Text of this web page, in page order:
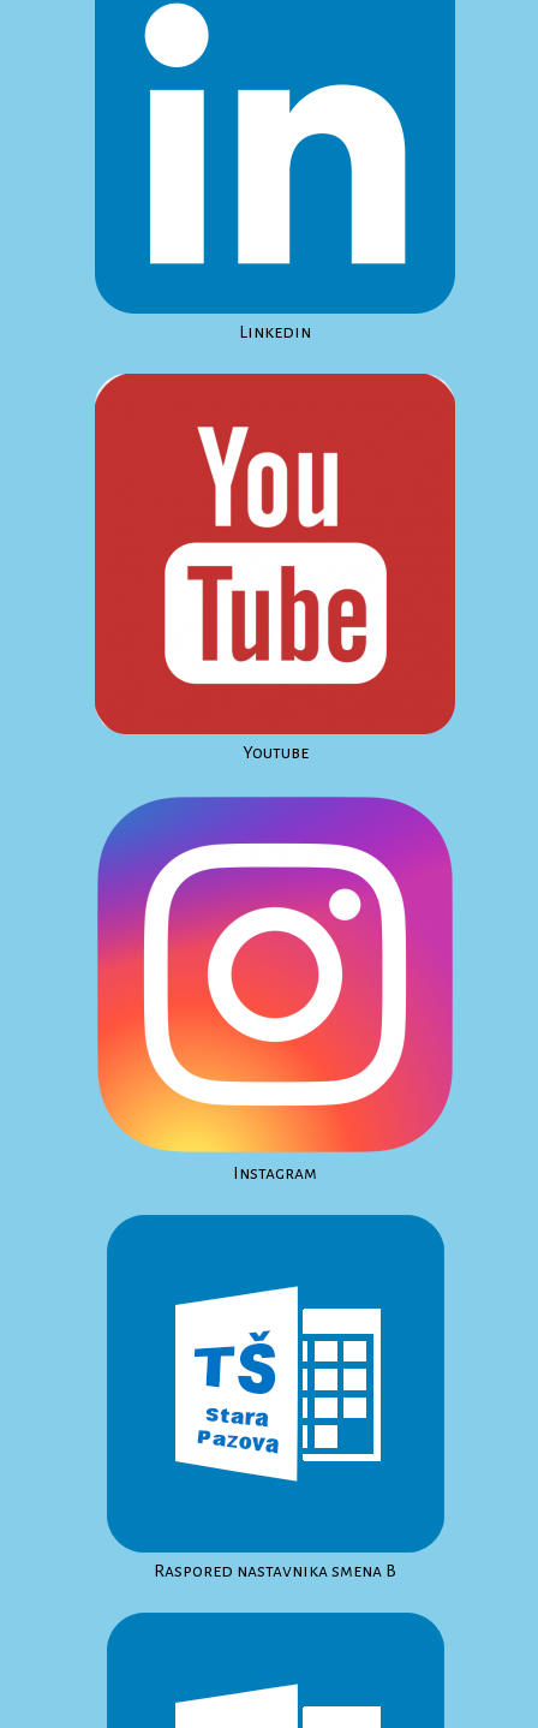
Linkedin
Youtube
Instagram
Raspored nastavnika smena B